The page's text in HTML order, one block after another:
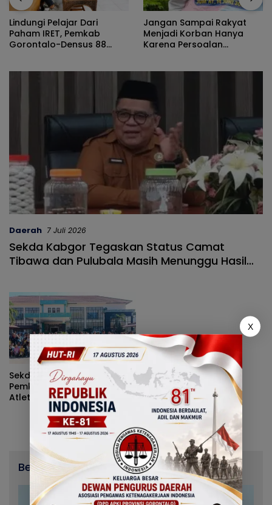
Jangan Sampai Rakyat
Menjadi Korban Hanya
Karena Persoalan
Norman Joesoef Dinilai
Cocok Perkuat Regenerasi
dan Inovasi Pertahanan
Daerah 7 Juli 2026
Sekda Kabgor Tegaskan Status Camat
Tibawa dan Pulubala Masih Menunggu Hasil
Sekda Buka O2SN 2026,
Pemkab Gorontalo Cari
Atlet Terbaik SD dan SMP
Berita Terbaru
X